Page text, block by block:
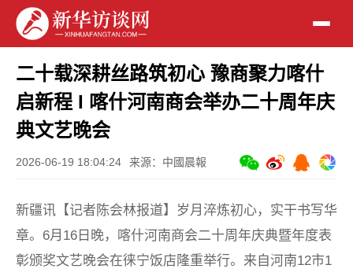
二十载深耕丝路筑初心 豫商聚力喀什
启新程 I 喀什河南商会举办二十周年庆
典文艺晚会
2026-06-19 18:04:24 来源：中國晨報
新疆讯【记者陈会林报道】岁月淬炼初心，实干书写华
章。6月16日晚，喀什河南商会二十周年庆典暨年度表
彰颁奖文艺晚会在徕宁饭店隆重举行。来自河南12市1